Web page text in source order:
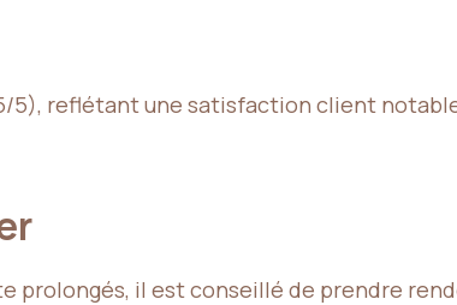
5), reflétant une satisfaction client
prolongés, il est conseillé de prendre